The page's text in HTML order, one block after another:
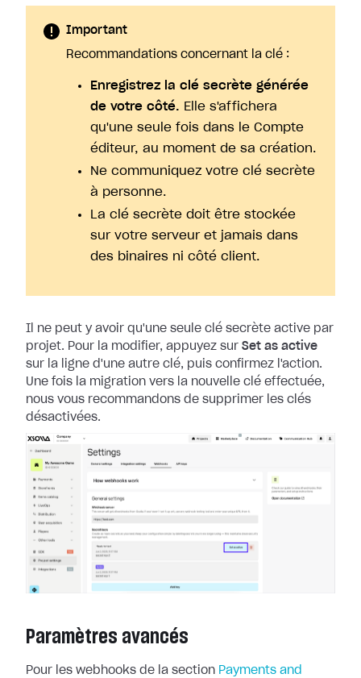
Important
Recommandations concernant la clé :
Enregistrez la clé secrète générée
de votre côté. Elle s'affichera
qu'une seule fois dans le Compte
éditeur, au moment de sa création.
Ne communiquez votre clé secrète
à personne.
La clé secrète doit être stockée
sur votre serveur et jamais dans
des binaires ni côté client.
Il ne peut y avoir qu'une seule clé secrète active par
projet. Pour la modifier, appuyez sur Set as active
sur la ligne d'une autre clé, puis confirmez l'action.
Une fois la migration vers la nouvelle clé effectuée,
nous vous recommandons de supprimer les clés
désactivées.
Paramètres avancés
Pour les webhooks de la section Payments and